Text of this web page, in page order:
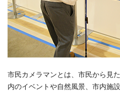
市民カメラマンとは、市民から見
内のイベントや自然風景、市内施